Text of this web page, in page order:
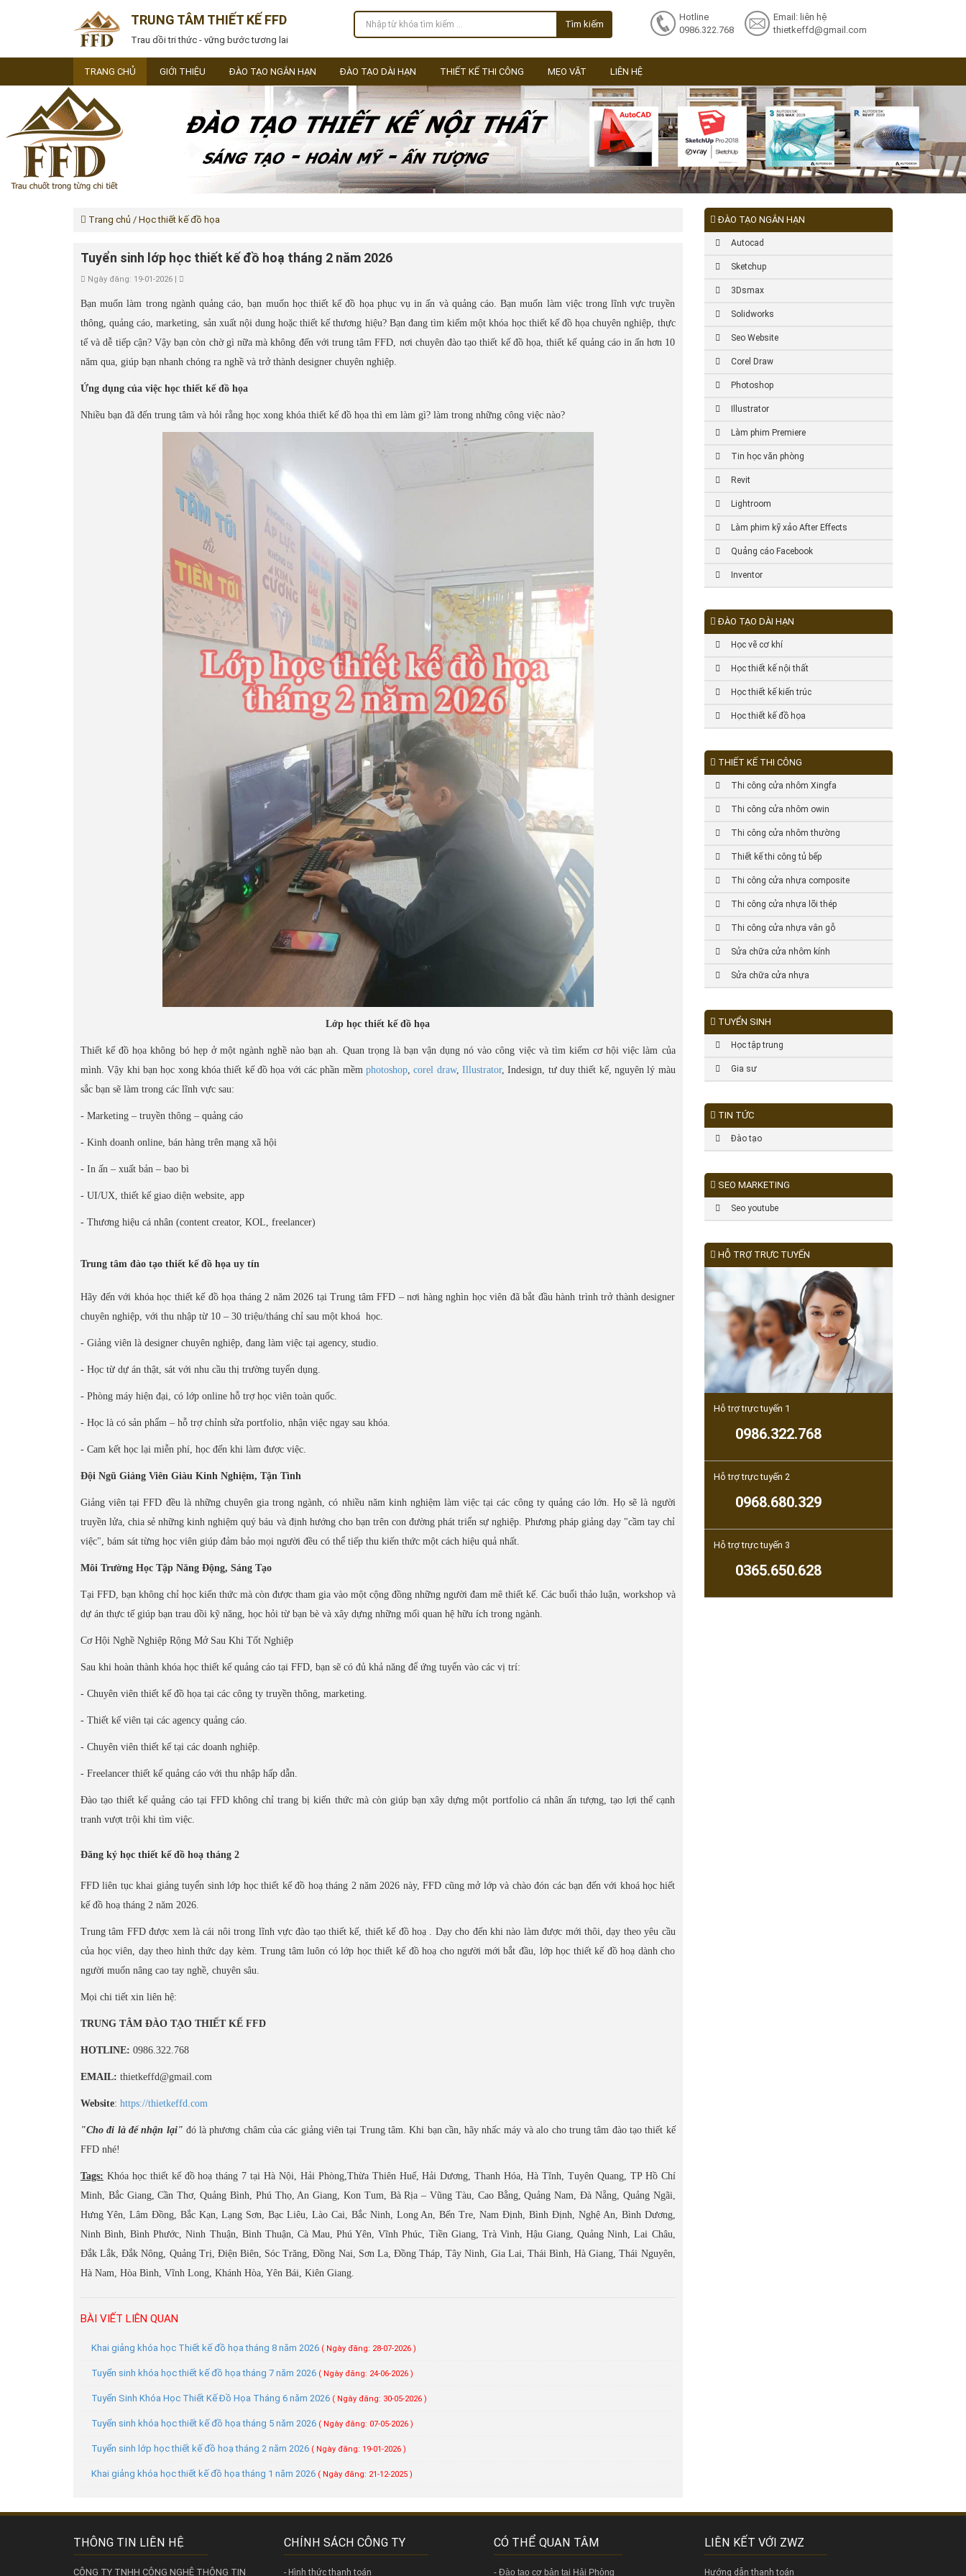
TRUNG TÂM THIẾT KẾ FFD
Trau dồi tri thức - vững bước tương lai
Tìm kiếm
Email: liên hệ
thietkeffd@gmail.com
Hotline
0986.322.768
TRANG CHỦ GIỚI THIỆU ĐÀO TẠO NGẮN HẠN ĐÀO TẠO DÀI HẠN THIẾT KẾ THI CÔNG MẸO VẶT LIÊN HỆ
Trang chủ / Học thiết kế đồ họa
Tuyển sinh lớp học thiết kế đồ hoạ tháng 2 năm 2026
Ngày đăng: 19-01-2026 |
Bạn muốn làm trong ngành quảng cáo, bạn muốn học thiết kế đồ họa phục vụ in ấn và quảng cáo. Bạn muốn làm việc trong lĩnh vực truyền
thông, quảng cáo, marketing, sản xuất nội dung hoặc thiết kế thương hiệu? Bạn đang tìm kiếm một khóa học thiết kế đồ họa chuyên nghiệp, thực
tế và dễ tiếp cận? Vậy bạn còn chờ gì nữa mà không đến với trung tâm FFD, nơi chuyên đào tạo thiết kế đồ họa, thiết kế quảng cáo in ấn hơn 10
năm qua, giúp bạn nhanh chóng ra nghề và trở thành designer chuyên nghiệp.
Ứng dụng của việc học thiết kế đồ họa
Nhiều bạn đã đến trung tâm và hỏi rằng học xong khóa thiết kế đồ họa thì em làm gì? làm trong những công việc nào?
Lớp học thiết kế đồ họa
Thiết kế đồ họa không bó hẹp ở một ngành nghề nào bạn ah. Quan trọng là bạn vận dụng nó vào công việc và tìm kiếm cơ hội việc làm của
mình. Vậy khi bạn học xong khóa thiết kế đồ họa với các phần mềm photoshop,corel draw, Illustrator, Indesign, tư duy thiết kế, nguyên lý màu
sắc bạn sẽ làm trong các lĩnh vực sau:
- Marketing – truyền thông – quảng cáo
- Kinh doanh online, bán hàng trên mạng xã hội
- In ấn – xuất bản – bao bì
- UI/UX, thiết kế giao diện website, app
- Thương hiệu cá nhân (content creator, KOL, freelancer)
Trung tâm đào tạo thiết kế đồ họa uy tín
Hãy đến với khóa học thiết kế đồ họa tháng 2 năm 2026 tại Trung tâm FFD – nơi hàng nghìn học viên đã bắt đầu hành trình trở thành designer
chuyên nghiệp, với thu nhập từ 10 – 30 triệu/tháng chỉ sau một khoá học.
- Giảng viên là designer chuyên nghiệp, đang làm việc tại agency, studio.
- Học từ dự án thật, sát với nhu cầu thị trường tuyển dụng.
- Phòng máy hiện đại, có lớp online hỗ trợ học viên toàn quốc.
- Học là có sản phẩm – hỗ trợ chỉnh sửa portfolio, nhận việc ngay sau khóa.
- Cam kết học lại miễn phí, học đến khi làm được việc.
Đội Ngũ Giảng Viên Giàu Kinh Nghiệm, Tận Tình
Giảng viên tại FFD đều là những chuyên gia trong ngành, có nhiều năm kinh nghiệm làm việc tại các công ty quảng cáo lớn. Họ sẽ là người
truyền lửa, chia sẻ những kinh nghiệm quý báu và định hướng cho bạn trên con đường phát triển sự nghiệp. Phương pháp giảng dạy "cầm tay chỉ
việc", bám sát từng học viên giúp đảm bảo mọi người đều có thể tiếp thu kiến thức một cách hiệu quả nhất.
Môi Trường Học Tập Năng Động, Sáng Tạo
Tại FFD, bạn không chỉ học kiến thức mà còn được tham gia vào một cộng đồng những người đam mê thiết kế. Các buổi thảo luận, workshop và
dự án thực tế giúp bạn trau dồi kỹ năng, học hỏi từ bạn bè và xây dựng những mối quan hệ hữu ích trong ngành.
Cơ Hội Nghề Nghiệp Rộng Mở Sau Khi Tốt Nghiệp
Sau khi hoàn thành khóa học thiết kế quảng cáo tại FFD, bạn sẽ có đủ khả năng để ứng tuyển vào các vị trí:
- Chuyên viên thiết kế đồ họa tại các công ty truyền thông, marketing.
- Thiết kế viên tại các agency quảng cáo.
- Chuyên viên thiết kế tại các doanh nghiệp.
- Freelancer thiết kế quảng cáo với thu nhập hấp dẫn.
Đào tạo thiết kế quảng cáo tại FFD không chỉ trang bị kiến thức mà còn giúp bạn xây dựng một portfolio cá nhân ấn tượng, tạo lợi thế cạnh
tranh vượt trội khi tìm việc.
Đăng ký học thiết kế đồ hoạ tháng 2
FFD liên tục khai giảng tuyển sinh lớp học thiết kế đồ hoạ tháng 2 năm 2026 này, FFD cũng mở lớp và chào đón các bạn đến với khoá học hiết
kế đồ hoạ tháng 2 năm 2026.
Trung tâm FFD được xem là cái nôi trong lĩnh vực đào tạo thiết kế, thiết kế đồ hoạ . Dạy cho đến khi nào làm được mới thôi, dạy theo yêu cầu
của học viên, dạy theo hình thức dạy kèm. Trung tâm luôn có lớp học thiết kế đồ hoạ cho người mới bắt đầu, lớp học thiết kế đồ hoạ dành cho
người muốn nâng cao tay nghề, chuyên sâu.
Mọi chi tiết xin liên hệ:
TRUNG TÂM ĐÀO TẠO THIẾT KẾ FFD
HOTLINE: 0986.322.768
EMAIL: thietkeffd@gmail.com
Website: https://thietkeffd.com
"Cho đi là để nhận lại" đó là phương châm của các giảng viên tại Trung tâm. Khi bạn cần, hãy nhấc máy và alo cho trung tâm đào tạo thiết kế
FFD nhé!
Tags: Khóa học thiết kế đồ hoạ tháng 7 tại Hà Nội, Hải Phòng,Thừa Thiên Huế, Hải Dương, Thanh Hóa, Hà Tĩnh, Tuyên Quang, TP Hồ Chí
Minh, Bắc Giang, Cần Thơ, Quảng Bình, Phú Thọ, An Giang, Kon Tum, Bà Rịa – Vũng Tàu, Cao Bằng, Quảng Nam, Đà Nẵng, Quảng Ngãi,
Hưng Yên, Lâm Đồng, Bắc Kạn, Lạng Sơn, Bạc Liêu, Lào Cai, Bắc Ninh, Long An, Bến Tre, Nam Định, Bình Định, Nghệ An, Bình Dương,
Ninh Bình, Bình Phước, Ninh Thuận, Bình Thuận, Cà Mau, Phú Yên, Vĩnh Phúc, Tiền Giang, Trà Vinh, Hậu Giang, Quảng Ninh, Lai Châu,
Đắk Lắk, Đắk Nông, Quảng Trị, Điện Biên, Sóc Trăng, Đồng Nai, Sơn La, Đồng Tháp, Tây Ninh, Gia Lai, Thái Bình, Hà Giang, Thái Nguyên,
Hà Nam, Hòa Bình, Vĩnh Long, Khánh Hòa, Yên Bái, Kiên Giang.
BÀI VIẾT LIÊN QUAN
Khai giảng khóa học Thiết kế đồ họa tháng 8 năm 2026 ( Ngày đăng: 28-07-2026 )
Tuyển sinh khóa học thiết kế đồ họa tháng 7 năm 2026 ( Ngày đăng: 24-06-2026 )
Tuyển Sinh Khóa Học Thiết Kế Đồ Họa Tháng 6 năm 2026 ( Ngày đăng: 30-05-2026 )
Tuyển sinh khóa học thiết kế đồ họa tháng 5 năm 2026 ( Ngày đăng: 07-05-2026 )
Tuyển sinh lớp học thiết kế đồ hoạ tháng 2 năm 2026 ( Ngày đăng: 19-01-2026 )
Khai giảng khóa học thiết kế đồ họa tháng 1 năm 2026 ( Ngày đăng: 21-12-2025 )
ĐÀO TẠO NGẮN HẠN
Autocad
Sketchup
3Dsmax
Solidworks
Seo Website
Corel Draw
Photoshop
Illustrator
Làm phim Premiere
Tin học văn phòng
Revit
Lightroom
Làm phim kỹ xảo After Effects
Quảng cáo Facebook
Inventor
ĐÀO TẠO DÀI HẠN
Học vẽ cơ khí
Học thiết kế nội thất
Học thiết kế kiến trúc
Học thiết kế đồ họa
THIẾT KẾ THI CÔNG
Thi công cửa nhôm Xingfa
Thi công cửa nhôm owin
Thi công cửa nhôm thường
Thiết kế thi công tủ bếp
Thi công cửa nhựa composite
Thi công cửa nhựa lõi thép
Thi công cửa nhựa vân gỗ
Sửa chữa cửa nhôm kính
Sửa chữa cửa nhựa
TUYỂN SINH
Học tập trung
Gia sư
TIN TỨC
Đào tạo
SEO MARKETING
Seo youtube
HỖ TRỢ TRỰC TUYẾN
Hỗ trợ trực tuyến 1
0986.322.768
Hỗ trợ trực tuyến 2
0968.680.329
Hỗ trợ trực tuyến 3
0365.650.628
THÔNG TIN LIÊN HỆ
CÔNG TY TNHH CÔNG NGHỆ THÔNG TIN
CHÍNH SÁCH CÔNG TY
- Hình thức thanh toán
CÓ THỂ QUAN TÂM
- Đào tạo cơ bản tại Hải Phòng
LIÊN KẾT VỚI ZWZ
Hướng dẫn thanh toán